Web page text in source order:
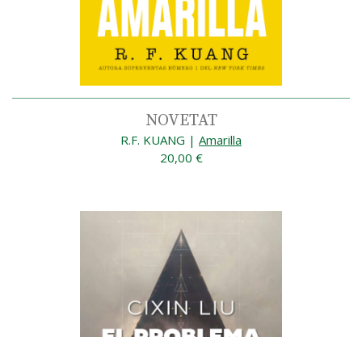
NOVETAT
R.F. KUANG | Amarilla
20,00 €